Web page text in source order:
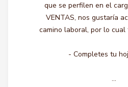
que se perfilen en el
VENTAS, nos gustaría
camino laboral, por lo cual
- Completes tu
...